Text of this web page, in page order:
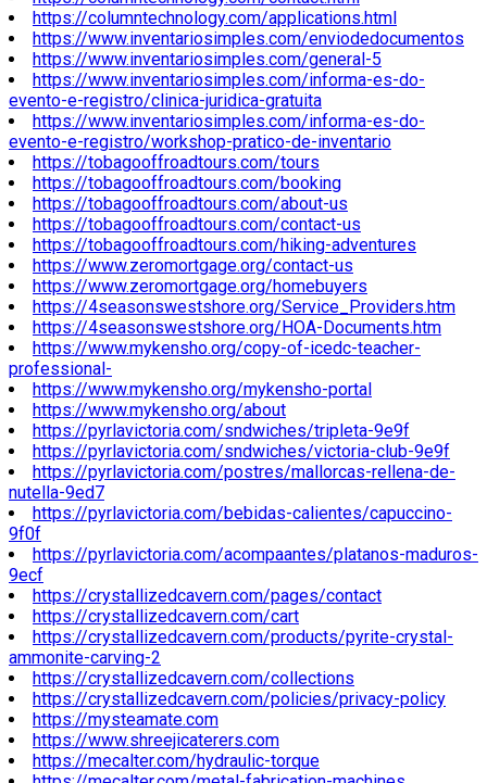
https://columntechnology.com/applications.html
https://www.inventariosimples.com/enviodedocumentos
https://www.inventariosimples.com/general-5
https://www.inventariosimples.com/informa-es-do-
evento-e-registro/clinica-juridica-gratuita
https://www.inventariosimples.com/informa-es-do-
evento-e-registro/workshop-pratico-de-inventario
https://tobagooffroadtours.com/tours
https://tobagooffroadtours.com/booking
https://tobagooffroadtours.com/about-us
https://tobagooffroadtours.com/contact-us
https://tobagooffroadtours.com/hiking-adventures
https://www.zeromortgage.org/contact-us
https://www.zeromortgage.org/homebuyers
https://4seasonswestshore.org/Service_Providers.htm
https://4seasonswestshore.org/HOA-Documents.htm
https://www.mykensho.org/copy-of-icedc-teacher-
professional-
https://www.mykensho.org/mykensho-portal
https://www.mykensho.org/about
https://pyrlavictoria.com/sndwiches/tripleta-9e9f
https://pyrlavictoria.com/sndwiches/victoria-club-9e9f
https://pyrlavictoria.com/postres/mallorcas-rellena-de-
nutella-9ed7
https://pyrlavictoria.com/bebidas-calientes/capuccino-
9f0f
https://pyrlavictoria.com/acompaantes/platanos-maduros-
9ecf
https://crystallizedcavern.com/pages/contact
https://crystallizedcavern.com/cart
https://crystallizedcavern.com/products/pyrite-crystal-
ammonite-carving-2
https://crystallizedcavern.com/collections
https://crystallizedcavern.com/policies/privacy-policy
https://mysteamate.com
https://www.shreejicaterers.com
https://mecalter.com/hydraulic-torque